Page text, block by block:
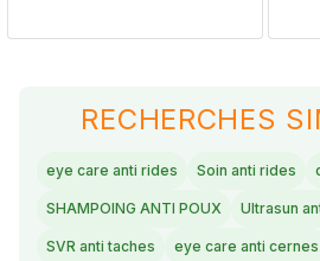
RECHERCHES
eye care anti rides Soin anti rides
SHAMPOING ANTI POUX Ultrasun
SVR anti taches eye care anti cernes